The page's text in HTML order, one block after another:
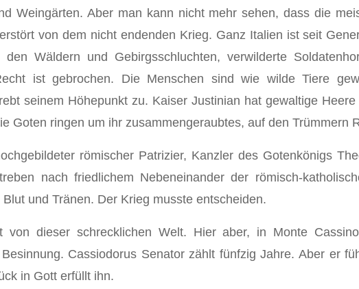
Weingärten. Aber man kann nicht mehr sehen, dass die
von dem nicht endenden Krieg. Ganz Italien ist seit
Wäldern und Gebirgsschluchten, verwilderte
ist gebrochen. Die Menschen sind wie wilde Tiere
seinem Höhepunkt zu. Kaiser Justinian hat ge­waltige
Goten ringen um ihr zu­sammengeraubtes, auf den Trümmern
römi­scher Patrizier, Kanzler des Gotenkönigs
nach friedlichem Nebeneinander der römisch-
und Tränen. Der Krieg musste ent­scheiden.
von dieser schreckli­chen Welt. Hier aber, in Monte
Cassiodorus Senator zählt fünfzig Jahre. Aber er
in Gott erfüllt ihn.